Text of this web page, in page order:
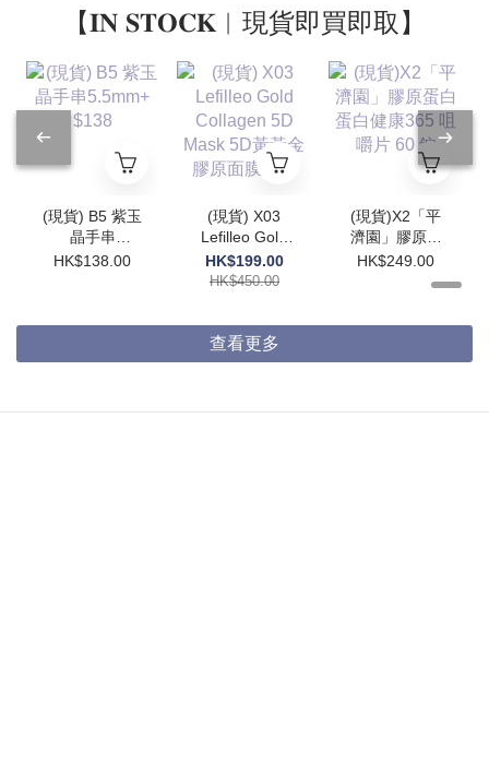
【𝐈𝐍 𝐒𝐓𝐎𝐂𝐊︱現貨即買即取】
(現貨) B5 紫玉
晶手串
5.5mm+ $138
HK$138.00
(現貨) X03
Lefilleo Gold
Collagen 5D
Mask 5D黃黃
HK$199.00
HK$450.00
(現貨)X2「平
濟園」膠原蛋
白蛋白健康
365 咀嚼片 60
HK$249.00
查看更多